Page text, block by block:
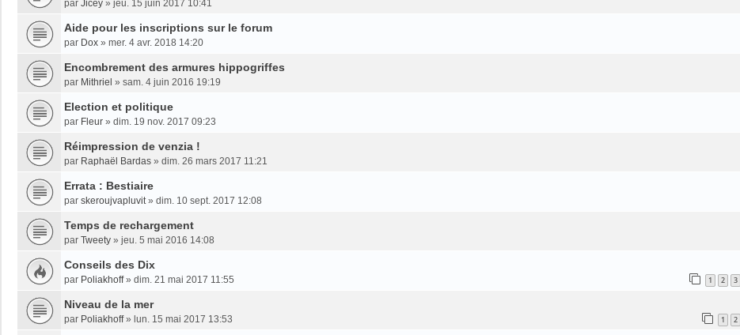
par Jicey » jeu. 15 juin 2017 10:41
Aide pour les inscriptions sur le forum
par Dox » mer. 4 avr. 2018 14:20
Encombrement des armures hippogriffes
par Mithriel » sam. 4 juin 2016 19:19
Election et politique
par Fleur » dim. 19 nov. 2017 09:23
Réimpression de venzia !
par Raphaël Bardas » dim. 26 mars 2017 11:21
Errata : Bestiaire
par skeroujvapluvit» dim. 10 sept. 2017 12:08
Temps de rechargement
par Tweety » jeu. 5 mai 2016 14:08
Conseils des Dix
par Poliakhoff» dim. 21 mai 2017 11:55 1 2 3
Niveau de la mer
par Poliakhoff» lun. 15 mai 2017 13:53 1 2